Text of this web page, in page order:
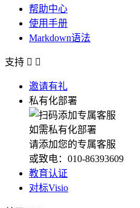
帮助中心
使用手册
Markdown语法
支持  
邀请有礼
私有化部署
如需私有化部署
请添加您的专属客服
或致电：010-86393609
教育认证
对标Visio